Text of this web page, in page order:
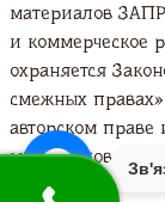
материалов
и коммерческое
охраняется
смежных
авторском праве
материалов.